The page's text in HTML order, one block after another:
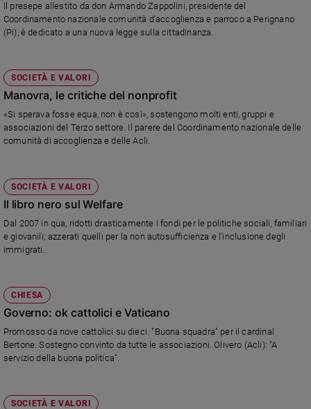
Il presepe allestito da don Armando Zappolini, presidente del
Coordinamento nazionale comunità d'accoglienza e parroco a Perignano
(Pi), è dedicato a una nuova legge sulla cittadinanza.
SOCIETÀ E VALORI
Manovra, le critiche del nonprofit
«Si sperava fosse equa, non è così», sostengono molti enti, gruppi e
associazioni del Terzo settore. Il parere del Coordinamento nazionale delle
comunità di accoglienza e delle Acli.
SOCIETÀ E VALORI
Il libro nero sul Welfare
Dal 2007 in qua, ridotti drasticamente i fondi per le politiche sociali, familiari
e giovanili; azzerati quelli per la non autosufficienza e l'inclusione degli
immigrati..
CHIESA
Governo: ok cattolici e Vaticano
Promosso da nove cattolici su dieci. "Buona squadra" per il cardinal
Bertone. Sostegno convinto da tutte le associazioni. Olivero (Acli): "A
servizio della buona politica".
SOCIETÀ E VALORI